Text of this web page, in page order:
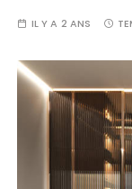
IL Y A 2 ANS